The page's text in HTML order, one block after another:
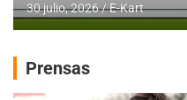
30 julio, 2026 E-Kart
Prensas